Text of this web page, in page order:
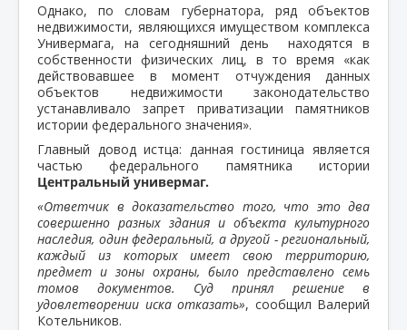
Однако, по словам губернатора, ряд объектов
недвижимости, являющихся имуществом комплекса
Универмага, на сегодняшний день находятся в
собственности физических лиц, в то время «как
действовавшее в момент отчуждения данных
объектов недвижимости законодательство
устанавливало запрет приватизации памятников
истории федерального значения».
Главный довод истца: данная гостиница является
частью федерального памятника истории
Центральный универмаг.
«Ответчик в доказательство того, что это два
совершенно разных здания и объекта культурного
наследия, один федеральный, а другой - региональный,
каждый из которых имеет свою территорию,
предмет и зоны охраны, было представлено семь
томов документов. Суд принял решение в
удовлетворении иска отказать», сообщил Валерий
Котельников.